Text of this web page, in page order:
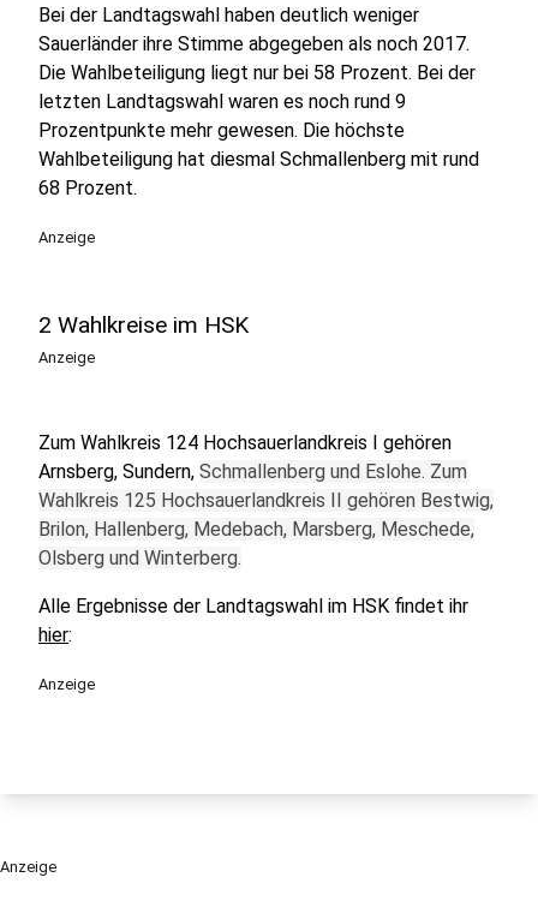
Bei der Landtagswahl haben deutlich weniger
Sauerländer ihre Stimme abgegeben als noch 2017.
Die Wahlbeteiligung liegt nur bei 58 Prozent. Bei der
letzten Landtagswahl waren es noch rund 9
Prozentpunkte mehr gewesen. Die höchste
Wahlbeteiligung hat diesmal Schmallenberg mit rund
68 Prozent.
Anzeige
2 Wahlkreise im HSK
Anzeige
Zum Wahlkreis 124 Hochsauerlandkreis I gehören
Arnsberg, Sundern, Schmallenberg und Eslohe. Zum
Wahlkreis 125 Hochsauerlandkreis II gehören Bestwig,
Brilon, Hallenberg, Medebach, Marsberg, Meschede,
Olsberg und Winterberg.
Alle Ergebnisse der Landtagswahl im HSK findet ihr
hier:
Anzeige
Anzeige